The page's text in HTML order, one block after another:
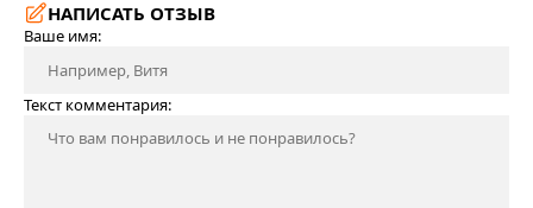
НАПИСАТЬ ОТЗЫВ
Ваше имя:
Текст комментария: